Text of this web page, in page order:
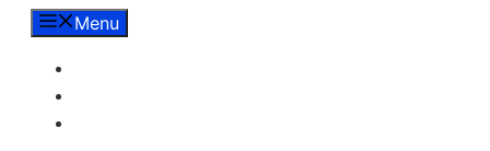
LangsungMenu